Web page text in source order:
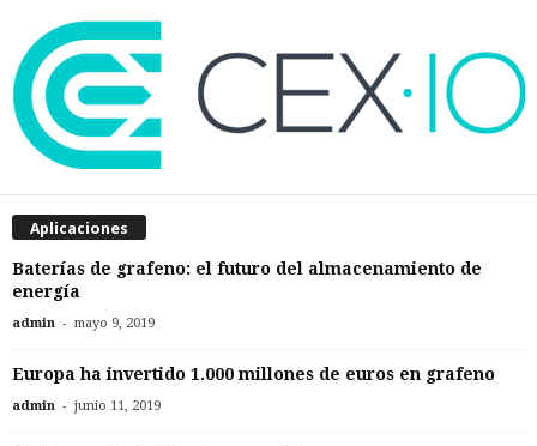
Aplicaciones
Baterías de grafeno: el futuro del almacenamiento de
energía
admin - mayo 9, 2019
Europa ha invertido 1.000 millones de euros en grafeno
admin - junio 11, 2019